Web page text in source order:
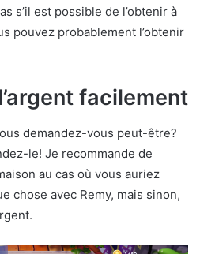
s’il est possible de l’obtenir à
pouvez probablement l’obtenir
facilement
demandez-vous peut-être?
le! Je recommande de
au cas où vous auriez
chose avec Remy, mais sinon,